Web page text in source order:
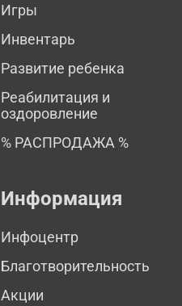
Игры
Инвентарь
Развитие ребенка
Реабилитация и
оздоровление
% РАСПРОДАЖА %
Информация
Инфоцентр
Благотворительность
Акции